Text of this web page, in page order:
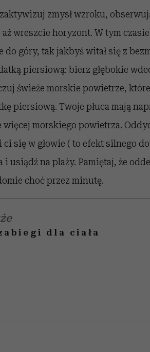
zmysł wzroku,
aż wreszcie horyzont. W tym
do góry, tak jakbyś witał się z
piersiową: bierz głębokie
świeże morskie powietrze,
piersiową. Twoje płuca mają
morskiego powietrza.
się w głowie ( to efekt silnego
usiądź na plaży. Pamiętaj, że
choć przez minutę.
dla ciała